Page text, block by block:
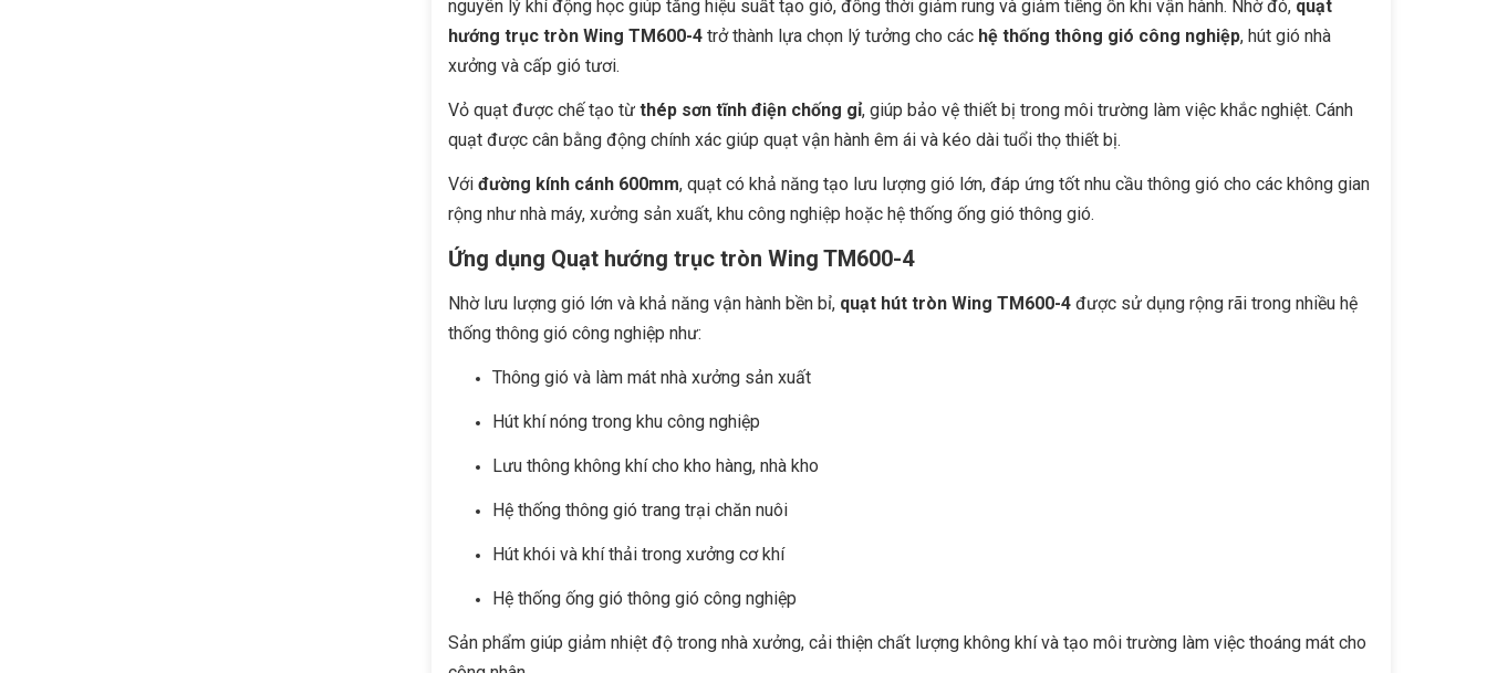
nguyên lý khí động học giúp tăng hiệu suất tạo gió, đồng thời giảm rung và giảm tiếng ồn khi vận hành. Nhờ đó, quạt
hướng trục tròn Wing TM600-4trở thành lựa chọn lý tưởng cho các hệ thống thông gió công nghiệp, hút gió nhà
xưởng và cấp gió tươi.
Vỏ quạt được chế tạo từthép sơn tĩnh điện chống gỉ, giúp bảo vệ thiết bị trong môi trường làm việc khắc nghiệt. Cánh
quạt được cân bằng động chính xác giúp quạt vận hành êm ái và kéo dài tuổi thọ thiết bị.
Với đường kính cánh 600mm, quạt có khả năng tạo lưu lượng gió lớn, đáp ứng tốt nhu cầu thông gió cho các không gian
rộng như nhà máy, xưởng sản xuất, khu công nghiệp hoặc hệ thống ống gió thông gió.
Ứng dụng Quạt hướng trục tròn Wing TM600-4
Nhờ lưu lượng gió lớn và khả năng vận hành bền bỉ, quạt hút tròn Wing TM600-4được sử dụng rộng rãi trong nhiều hệ
thống thông gió công nghiệp như:
Thông gió và làm mát nhà xưởng sản xuất
Hút khí nóng trong khu công nghiệp
Lưu thông không khí cho kho hàng, nhà kho
Hệ thống thông gió trang trại chăn nuôi
Hút khói và khí thải trong xưởng cơ khí
Hệ thống ống gió thông gió công nghiệp
Sản phẩm giúp giảm nhiệt độ trong nhà xưởng, cải thiện chất lượng không khí và tạo môi trường làm việc thoáng mát cho